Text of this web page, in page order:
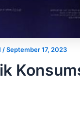
/September 17, 2023